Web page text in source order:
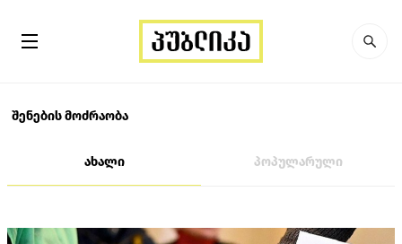
შენების მოძრაობა
ახალი პოპულარული